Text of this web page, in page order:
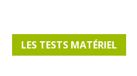
LES TESTS MATÉRIEL